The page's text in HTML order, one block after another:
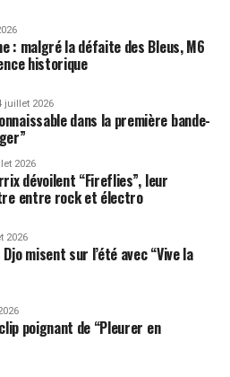
: malgré la défaite des Bleus, M6
historique
juillet 2026
dans la première bande-
2026
dévoilent “Fireflies”, leur
entre rock et électro
2026
misent sur l’été avec “Vive la
poignant de “Pleurer en